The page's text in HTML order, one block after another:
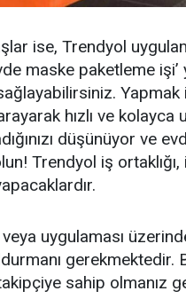
ise, Trendyol
maske paketleme işi’
hızlı ve
düşünüyor ve
Trendyol iş
uygulaması
gerekmektedir.
sahip olmanız